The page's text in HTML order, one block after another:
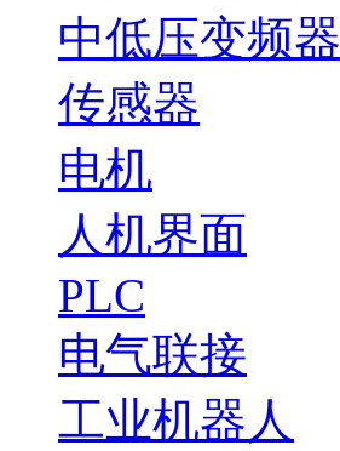
中低压变频器
传感器
电机
人机界面
PLC
电气联接
工业机器人